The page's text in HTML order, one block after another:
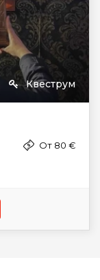
Квеструм
От 80 €